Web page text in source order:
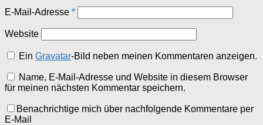
E-Mail-Adresse *
Website
EinGravatar-Bild neben meinen Kommentaren anzeigen.
Name, E-Mail-Adresse und Website in diesem Browser
für meinen nächsten Kommentar speichern.
Benachrichtige mich über nachfolgende Kommentare per
E-Mail